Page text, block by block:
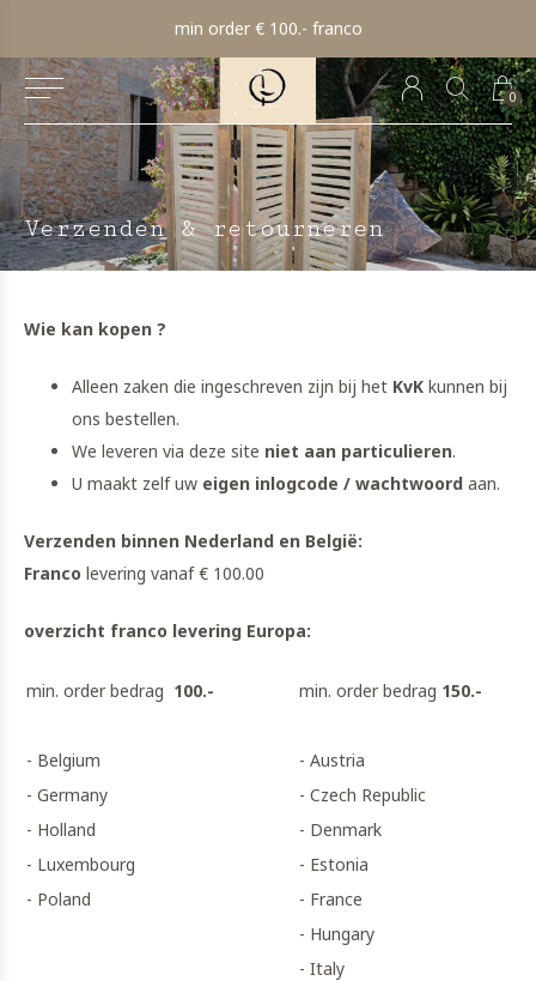
0
min order € 100.- franco
Verzenden & retourneren
Wie kan kopen ?
Alleen zaken die ingeschreven zijn bij het KvK kunnen bij
ons bestellen.
We leveren via deze site niet aan particulieren.
U maakt zelf uw eigen inlogcode / wachtwoord aan.
Verzenden binnen Nederland en België:
Franco levering vanaf € 100.00
overzicht franco levering Europa:
min. order bedrag 100.- min. order bedrag 150.-
- Belgium
- Austria
- Germany
- Czech Republic
- Holland
- Denmark
- Luxembourg
- Estonia
- Poland
- France
- Hungary
- Italy